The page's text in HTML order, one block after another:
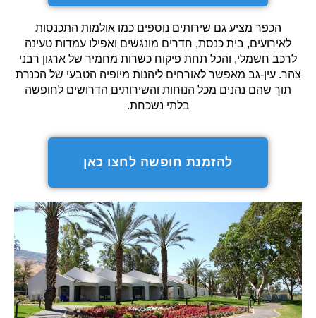
הכפר מציע גם שירותים נוספים כמו אולמות התכנסות
לאירועים, בית כנסת, חדרים מונגשים ואפילו עמדות טעינה
לרכב חשמלי, והכל תחת פיקוח כשרות מחמיר של ארגון רבני
צהר. עין-גב מאפשר לאורחים ליהנות מיופיה הטבעי של הכנרת
תוך שהם נהנים מכל הנוחות והשירותים הדרושים לחופשה
בלתי נשכחת.
להזמנת חופשה לחצו כאן